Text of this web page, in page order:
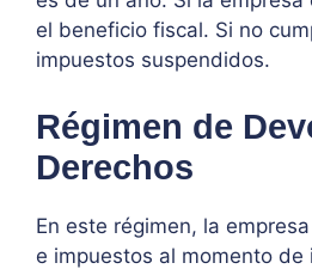
el beneficio fiscal. Si no
impuestos suspendidos.
Régimen de
Derechos
En este régimen, la
e impuestos al momento de